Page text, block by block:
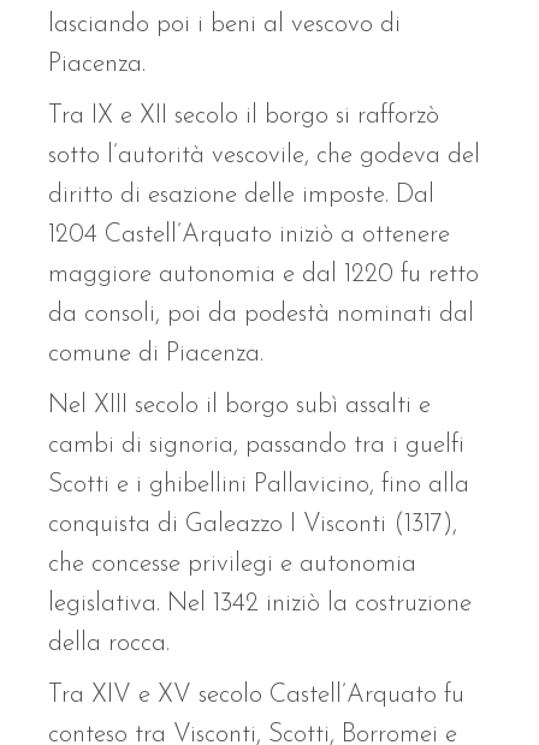
lasciando poi i beni al vescovo di
Piacenza.
Tra IX e XII secolo il borgo si rafforzò
sotto l’autorità vescovile, che godeva del
diritto di esazione delle imposte. Dal
1204 Castell’Arquato iniziò a ottenere
maggiore autonomia e dal 1220 fu retto
da consoli, poi da podestà nominati dal
comune di Piacenza.
Nel XIII secolo il borgo subì assalti e
cambi di signoria, passando tra i guelfi
Scotti e i ghibellini Pallavicino, fino alla
conquista di Galeazzo I Visconti (1317),
che concesse privilegi e autonomia
legislativa. Nel 1342 iniziò la costruzione
della rocca.
Tra XIV e XV secolo Castell’Arquato fu
conteso tra Visconti, Scotti, Borromei e